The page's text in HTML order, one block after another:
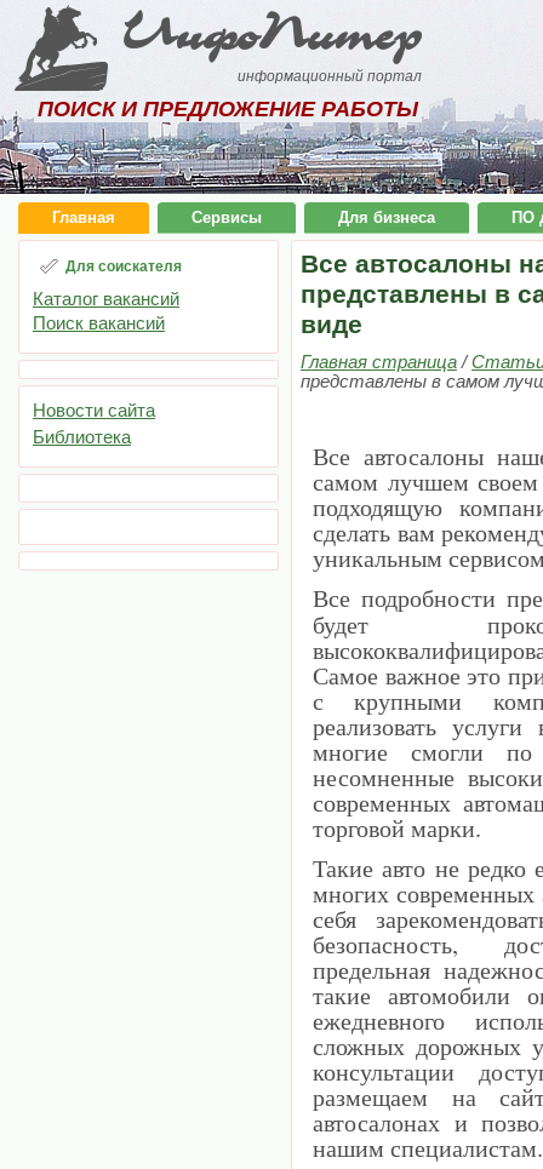
ИнфоПитер
информационный портал
ПОИСК И ПРЕДЛОЖЕНИЕ РАБОТЫ
Главная Сервисы Для бизнеса ПО
Для соискателя
Каталог вакансий
Поиск вакансий
Новости сайта
Библиотека
Все автосалоны
представлены в
виде
Главная страница/
представлены в самом
Все автосалоны
самом лучшем
подходящую
сделать вам
уникальным
Все подробности
будет
Самое важное это
с крупными
реализовать
многие смогли по
несомненные
современных
торговой марки.
Такие авто не редко
многих современных
себя
безопасность,
предельная
такие автомобили
ежедневного
сложных дорожных
консультации
размещаем на
автосалонах и
нашим специалистам.